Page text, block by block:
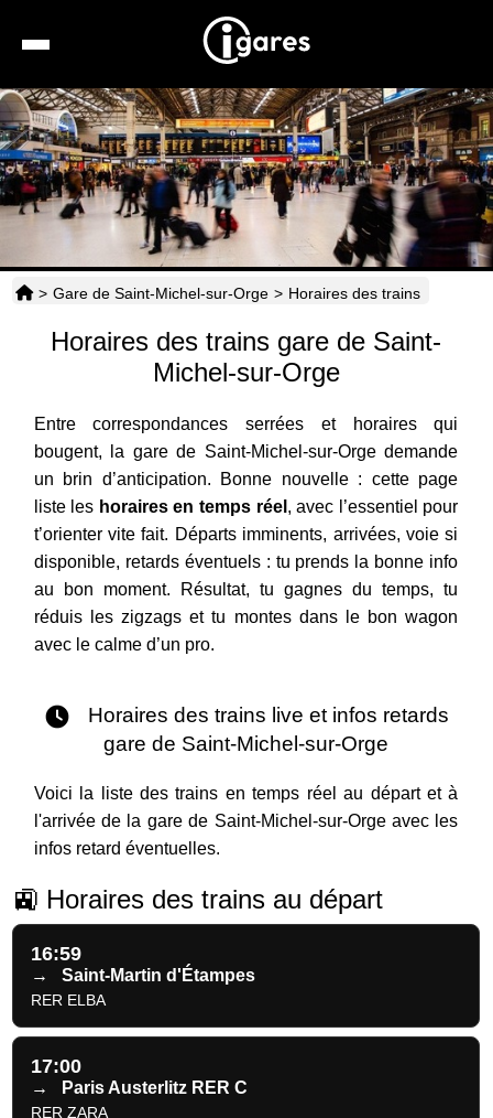
Recherche
Location de voiture
Hôtels
Transports
Horaires
> Gare de Saint-Michel-sur-Orge > Horaires des trains
Horaires des trains gare de Saint-
Michel-sur-Orge
Entre correspondances serrées et horaires qui
bougent, la gare de Saint-Michel-sur-Orge demande
un brin d’anticipation. Bonne nouvelle : cette page
liste les horaires en temps réel , avec l’essentiel pour
t’orienter vite fait. Départs imminents, arrivées, voie si
disponible, retards éventuels : tu prends la bonne info
au bon moment. Résultat, tu gagnes du temps, tu
réduis les zigzags et tu montes dans le bon wagon
avec le calme d’un pro.
Horaires des trains live et infos retards
gare de Saint-Michel-sur-Orge
Voici la liste des trains en temps réel au départ et à
l'arrivée de la gare de Saint-Michel-sur-Orge avec les
infos retard éventuelles.
🚉 Horaires des trains au départ
16:59
→ Saint-Martin d'Étampes
RER ELBA
17:00
→ Paris Austerlitz RER C
RER ZARA